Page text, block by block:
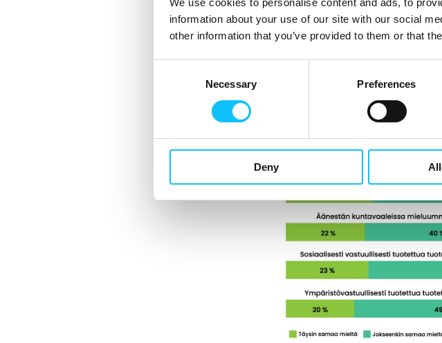
information about your use of our site with our social
other information that you’ve provided to them or that
Necessary Preferences
Deny
monimuotoisuuteen liittyviä